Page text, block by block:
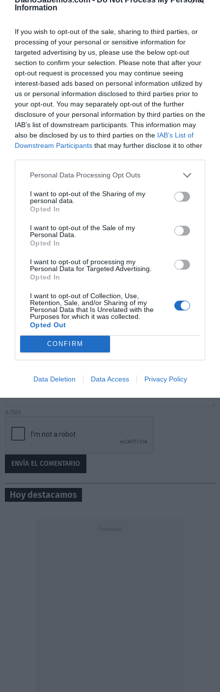
Information
If you wish to opt-out of the sale, sharing to third parties, or
processing of your personal or sensitive information for
targeted advertising by us, please use the below opt-out
section to confirm your selection. Please note that after your
opt-out request is processed you may continue seeing
interest-based ads based on personal information utilized by
us or personal information disclosed to third parties prior to
your opt-out. You may separately opt-out of the further
disclosure of your personal information by third parties on the
IAB’s list of downstream participants. This information may
also be disclosed by us to third parties on the IAB’s List of
Downstream Participants that may further disclose it to other
Personal Data Processing Opt Outs
I want to opt-out of the Sharing of my
personal data.
Opted In
I want to opt-out of the Sale of my
Personal Data.
Opted In
I want to opt-out of processing my
Personal Data for Targeted Advertising.
Opted In
I want to opt-out of Collection, Use,
Retention, Sale, and/or Sharing of my
Personal Data that Is Unrelated with the
Purposes for which it was collected.
Opted Out
CONFIRM
Data Deletion Data Access Privacy Policy
Comentarios
Correo electrónico
Tu comentario
0/500
Hoy destacamos